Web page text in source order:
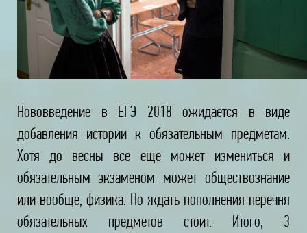
Нововведение в ЕГЭ 2018 ожидается в виде
добавления истории к обязательным предметам.
Хотя до весны все еще может измениться и
обязательным экзаменом может обществознание
или вообще, физика. Но ждать пополнения перечня
обязательных предметов стоит. Итого, 3